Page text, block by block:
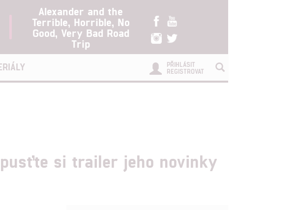
Alexander and the
Terrible, Horrible, No
Good, Very Bad Road
Trip
PŘIHLÁSIT
REGISTROVAT
si trailer jeho novinky